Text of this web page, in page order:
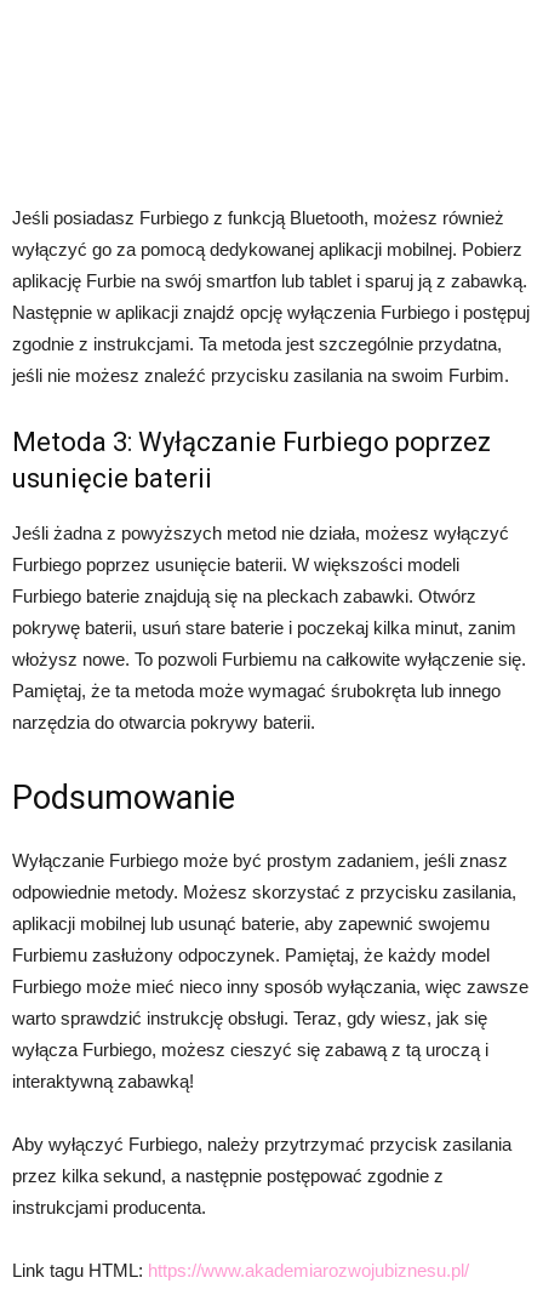
Jeśli posiadasz Furbiego z funkcją Bluetooth, możesz również
wyłączyć go za pomocą dedykowanej aplikacji mobilnej. Pobierz
aplikację Furbie na swój smartfon lub tablet i sparuj ją z zabawką.
Następnie w aplikacji znajdź opcję wyłączenia Furbiego i postępuj
zgodnie z instrukcjami. Ta metoda jest szczególnie przydatna,
jeśli nie możesz znaleźć przycisku zasilania na swoim Furbim.
Metoda 3: Wyłączanie Furbiego poprzez
usunięcie baterii
Jeśli żadna z powyższych metod nie działa, możesz wyłączyć
Furbiego poprzez usunięcie baterii. W większości modeli
Furbiego baterie znajdują się na pleckach zabawki. Otwórz
pokrywę baterii, usuń stare baterie i poczekaj kilka minut, zanim
włożysz nowe. To pozwoli Furbiemu na całkowite wyłączenie się.
Pamiętaj, że ta metoda może wymagać śrubokręta lub innego
narzędzia do otwarcia pokrywy baterii.
Podsumowanie
Wyłączanie Furbiego może być prostym zadaniem, jeśli znasz
odpowiednie metody. Możesz skorzystać z przycisku zasilania,
aplikacji mobilnej lub usunąć baterie, aby zapewnić swojemu
Furbiemu zasłużony odpoczynek. Pamiętaj, że każdy model
Furbiego może mieć nieco inny sposób wyłączania, więc zawsze
warto sprawdzić instrukcję obsługi. Teraz, gdy wiesz, jak się
wyłącza Furbiego, możesz cieszyć się zabawą z tą uroczą i
interaktywną zabawką!
Aby wyłączyć Furbiego, należy przytrzymać przycisk zasilania
przez kilka sekund, a następnie postępować zgodnie z
instrukcjami producenta.
Link tagu HTML: https://www.akademiarozwojubiznesu.pl/